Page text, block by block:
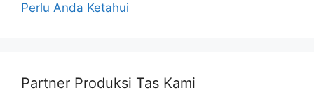
Perlu Anda Ketahui
Partner Produksi Tas Kami